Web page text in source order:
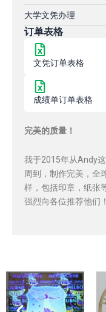
大学文凭办理
订单表格
文凭订单表格
成绩单订单表格
完美的质量！
我于2015年从Andy
周到，制作完美，全
样，包括印章，纸张
强烈向各位推荐他们！